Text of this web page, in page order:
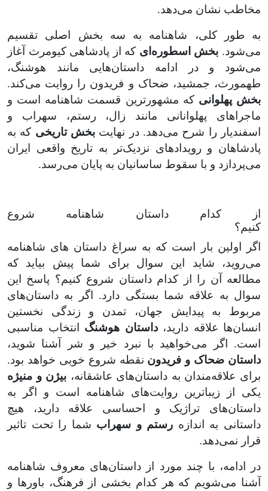
مخاطب نشان می‌دهد.
به طور کلی، شاهنامه به سه بخش اصلی تقسیم
می‌شود. بخش اسطوره‌ای که از پادشاهی کیومرث آغاز
می‌شود و در ادامه داستان‌هایی مانند هوشنگ،
طهمورث، جمشید، ضحاک و فریدون را روایت می‌کند.
بخش پهلوانی که مشهورترین قسمت شاهنامه است و
ماجراهای پهلوانانی مانند زال، رستم، سهراب و
اسفندیار را شرح می‌دهد. در نهایت بخش تاریخی که به
پادشاهان و رویدادهای نزدیک‌تر به تاریخ واقعی ایران
می‌پردازد و با سقوط ساسانیان به پایان می‌رسد.
از کدام داستان شاهنامه شروع
کنیم؟
اگر اولین بار است که به سراغ داستان های شاهنامه
می‌روید، شاید این سوال برای شما پیش بیاید که
مطالعه آن را از کدام داستان شروع کنیم؟ پاسخ این
سوال به علاقه شما بستگی دارد. اگر به داستان‌های
مربوط به پیدایش جهان، تمدن و زندگی نخستین
انسان‌ها علاقه دارید،داستان هوشنگ انتخاب مناسبی
است. اگر می‌خواهید با نبرد خیر و شر آشنا شوید،
داستان ضحاک و فریدون نقطه شروع خوبی خواهد بود.
برای علاقه‌مندان به داستان‌های عاشقانه، بیژن و منیژه
یکی از زیباترین روایت‌های شاهنامه است و اگر به
داستان‌های تراژیک و احساسی علاقه دارید، هیچ
داستانی به اندازه رستم و سهراب شما را تحت تاثیر
قرار نمی‌دهد.
در ادامه، با چند مورد از داستان‌های معروف شاهنامه
آشنا می‌شویم که هر کدام بخشی از فرهنگ، باورها و